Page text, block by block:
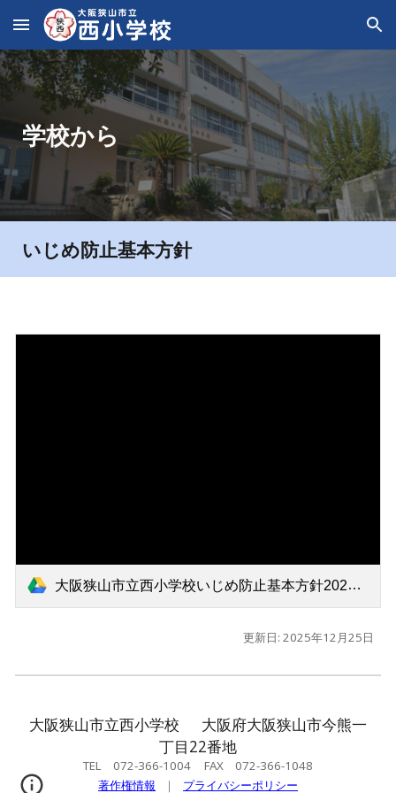
Skip to main content Skip to navigation
学校から
いじめ防止基本方針
大阪狭山市立西小学校いじめ防止基本方針20251225.pdf
更新日: 2025年12月25日
大阪狭山市立西小学校 大阪府大阪狭山市今熊一
丁目22番地
TEL 072-366-1004 FAX 072-366-1048
著作権情報 ｜ プライバシーポリシー